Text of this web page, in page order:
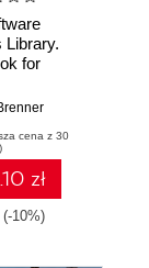
Library.
for
and a
cena z 30
zł
(-10%)